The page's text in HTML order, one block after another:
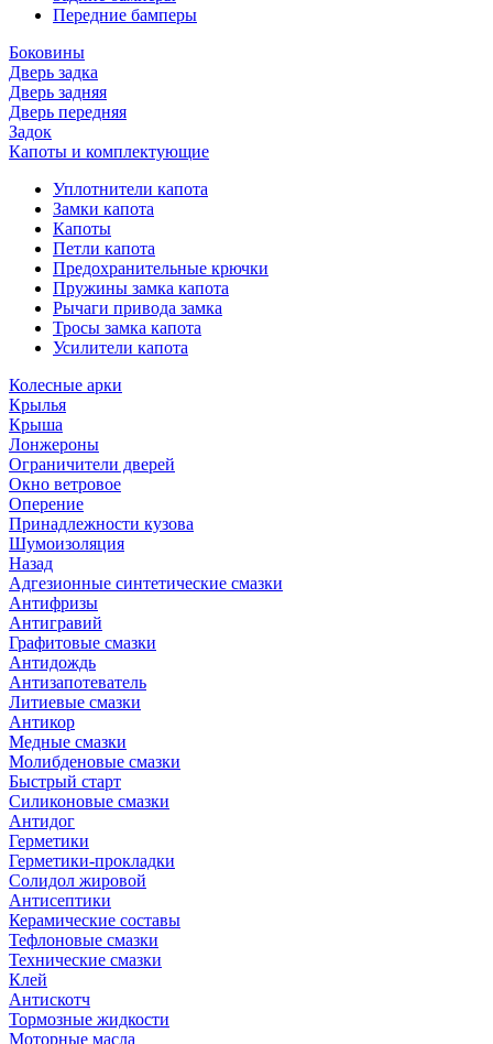
Передние бамперы
Боковины
Дверь задка
Дверь задняя
Дверь передняя
Задок
Капоты и комплектующие
Уплотнители капота
Замки капота
Капоты
Петли капота
Предохранительные крючки
Пружины замка капота
Рычаги привода замка
Тросы замка капота
Усилители капота
Колесные арки
Крылья
Крыша
Лонжероны
Ограничители дверей
Окно ветровое
Оперение
Принадлежности кузова
Шумоизоляция
Назад
Адгезионные синтетические смазки
Антифризы
Антигравий
Графитовые смазки
Антидождь
Антизапотеватель
Литиевые смазки
Антикор
Медные смазки
Молибденовые смазки
Быстрый старт
Силиконовые смазки
Антидог
Герметики
Герметики-прокладки
Солидол жировой
Антисептики
Керамические составы
Тефлоновые смазки
Технические смазки
Клей
Антискотч
Тормозные жидкости
Моторные масла